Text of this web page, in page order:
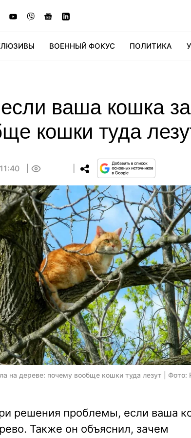
ВОЕННЫЙ ФОКУС ПОЛИТИКА
ваша кошка
кошки туда
на дереве: почему вообще кошки туда лезут | Фото:
решения проблемы, если ваша
Также он объяснил, зачем